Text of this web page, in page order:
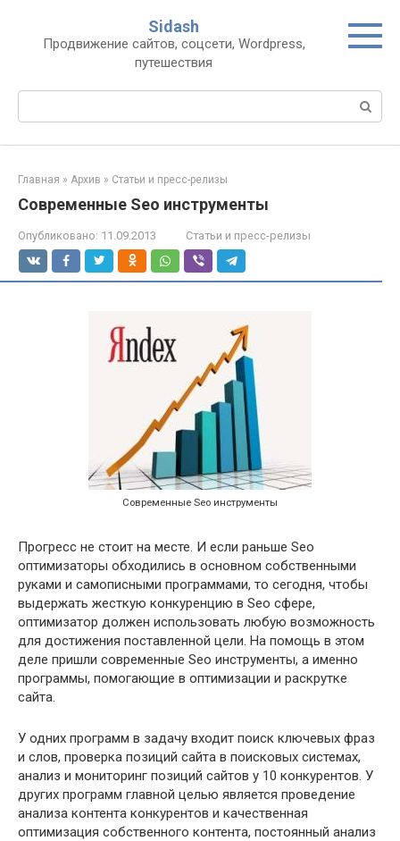
контенту
Sidash
Продвижение сайтов, соцсети, Wordpress,
путешествия
Главная » Архив » Статьи и пресс-релизы
Современные Seo инструменты
Опубликовано: 11.09.2013 Статьи и пресс-релизы
Современные Seo инструменты
Прогресс не стоит на месте. И если раньше Seo
оптимизаторы обходились в основном собственными
руками и самописными программами, то сегодня, чтобы
выдержать жесткую конкуренцию в Seo сфере,
оптимизатор должен использовать любую возможность
для достижения поставленной цели. На помощь в этом
деле пришли современные Seo инструменты, а именно
программы, помогающие в оптимизации и раскрутке
сайта.
У одних программ в задачу входит поиск ключевых фраз
и слов, проверка позиций сайта в поисковых системах,
анализ и мониторинг позиций сайтов у 10 конкурентов. У
других программ главной целью является проведение
анализа контента конкурентов и качественная
оптимизация собственного контента, постоянный анализ